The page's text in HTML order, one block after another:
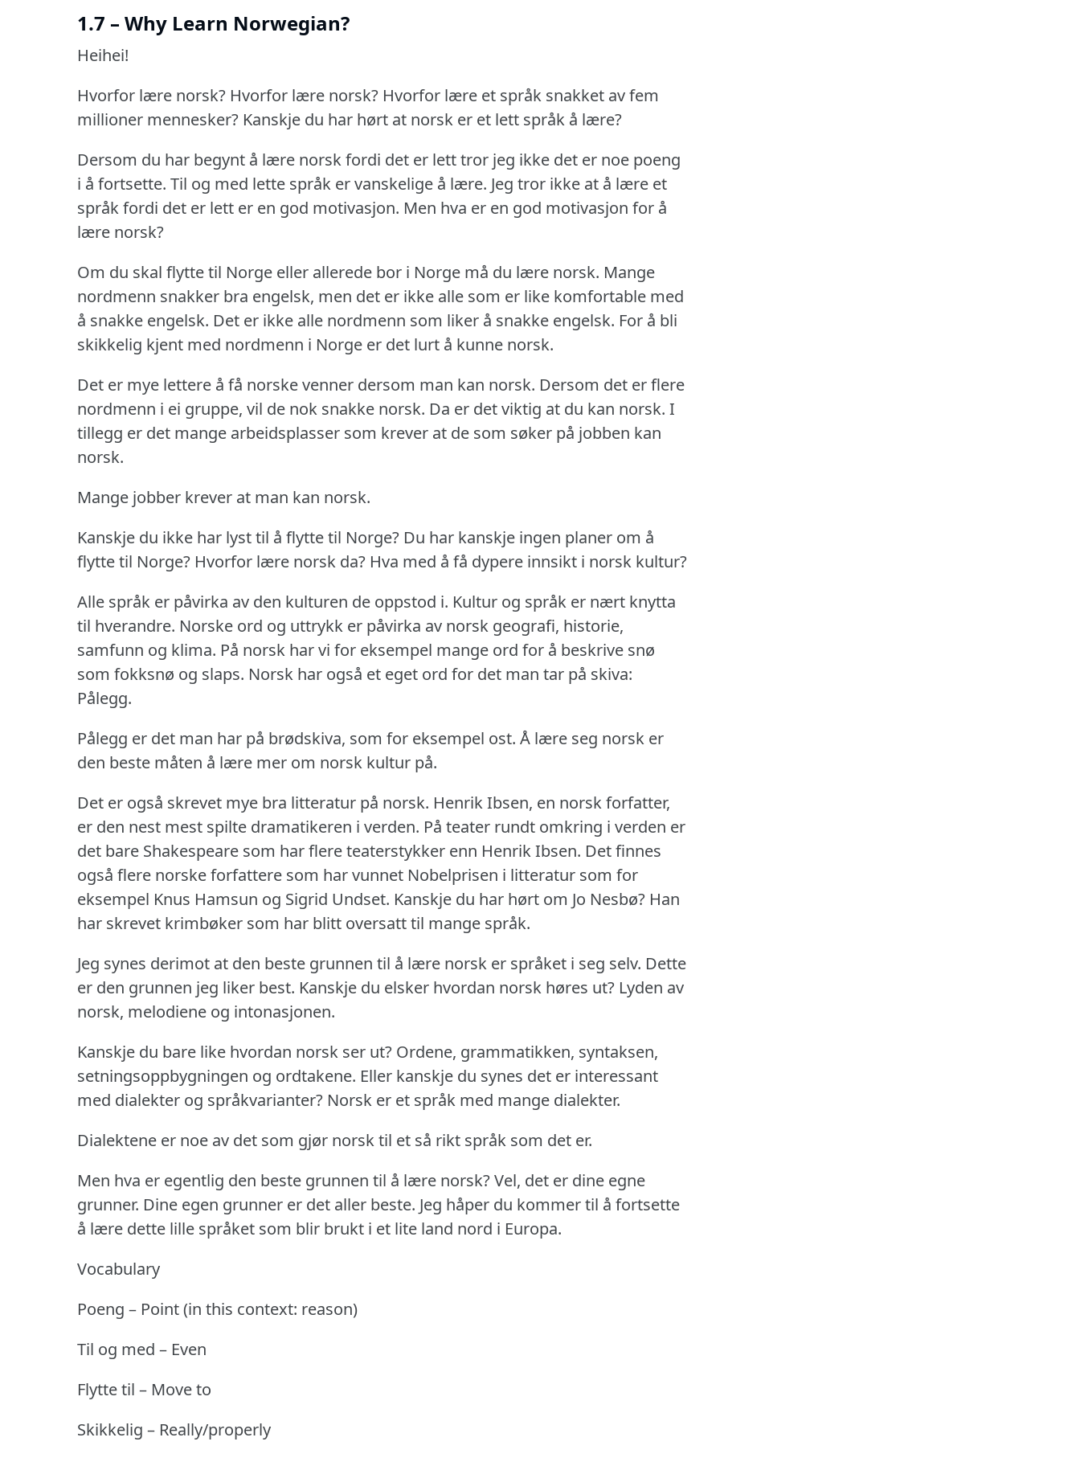
1.7 – Why Learn Norwegian?
Heihei!
Hvorfor lære norsk? Hvorfor lære norsk? Hvorfor lære et språk snakket av fem
millioner mennesker? Kanskje du har hørt at norsk er et lett språk å lære?
Dersom du har begynt å lære norsk fordi det er lett tror jeg ikke det er noe poeng
i å fortsette. Til og med lette språk er vanskelige å lære. Jeg tror ikke at å lære et
språk fordi det er lett er en god motivasjon. Men hva er en god motivasjon for å
lære norsk?
Om du skal flytte til Norge eller allerede bor i Norge må du lære norsk. Mange
nordmenn snakker bra engelsk, men det er ikke alle som er like komfortable med
å snakke engelsk. Det er ikke alle nordmenn som liker å snakke engelsk. For å bli
skikkelig kjent med nordmenn i Norge er det lurt å kunne norsk.
Det er mye lettere å få norske venner dersom man kan norsk. Dersom det er flere
nordmenn i ei gruppe, vil de nok snakke norsk. Da er det viktig at du kan norsk. I
tillegg er det mange arbeidsplasser som krever at de som søker på jobben kan
norsk.
Mange jobber krever at man kan norsk.
Kanskje du ikke har lyst til å flytte til Norge? Du har kanskje ingen planer om å
flytte til Norge? Hvorfor lære norsk da? Hva med å få dypere innsikt i norsk kultur?
Alle språk er påvirka av den kulturen de oppstod i. Kultur og språk er nært knytta
til hverandre. Norske ord og uttrykk er påvirka av norsk geografi, historie,
samfunn og klima. På norsk har vi for eksempel mange ord for å beskrive snø
som fokksnø og slaps. Norsk har også et eget ord for det man tar på skiva:
Pålegg.
Pålegg er det man har på brødskiva, som for eksempel ost. Å lære seg norsk er
den beste måten å lære mer om norsk kultur på.
Det er også skrevet mye bra litteratur på norsk. Henrik Ibsen, en norsk forfatter,
er den nest mest spilte dramatikeren i verden. På teater rundt omkring i verden er
det bare Shakespeare som har flere teaterstykker enn Henrik Ibsen. Det finnes
også flere norske forfattere som har vunnet Nobelprisen i litteratur som for
eksempel Knus Hamsun og Sigrid Undset. Kanskje du har hørt om Jo Nesbø? Han
har skrevet krimbøker som har blitt oversatt til mange språk.
Jeg synes derimot at den beste grunnen til å lære norsk er språket i seg selv. Dette
er den grunnen jeg liker best. Kanskje du elsker hvordan norsk høres ut? Lyden av
norsk, melodiene og intonasjonen.
Kanskje du bare like hvordan norsk ser ut? Ordene, grammatikken, syntaksen,
setningsoppbygningen og ordtakene. Eller kanskje du synes det er interessant
med dialekter og språkvarianter? Norsk er et språk med mange dialekter.
Dialektene er noe av det som gjør norsk til et så rikt språk som det er.
Men hva er egentlig den beste grunnen til å lære norsk?Vel, det er dine egne
grunner. Dine egen grunner er det aller beste. Jeg håper du kommer til å fortsette
å lære dette lille språket som blir brukt i et lite land nord i Europa.
Vocabulary
Poeng – Point (in this context: reason)
Til og med – Even
Flytte til – Move to
Skikkelig – Really/properly